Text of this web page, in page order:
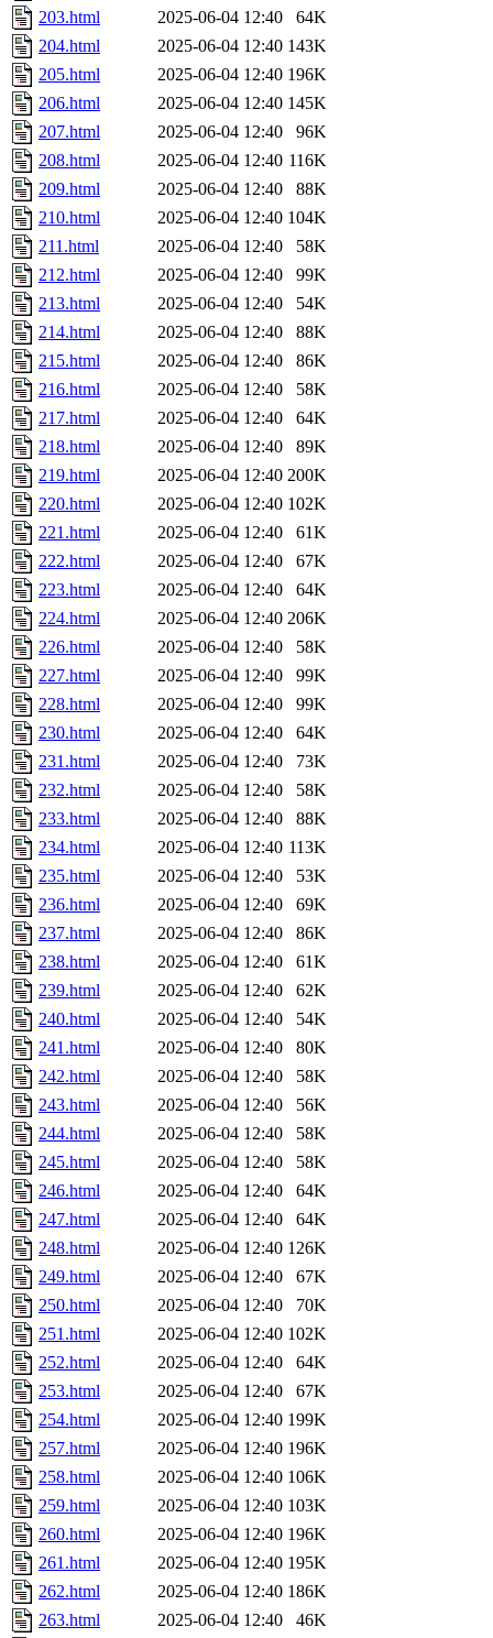
203.html
2025-06-04 12:40
64K
204.html
2025-06-04 12:40 143K
205.html
2025-06-04 12:40 196K
206.html
2025-06-04 12:40 145K
207.html
2025-06-04 12:40
96K
208.html
2025-06-04 12:40 116K
209.html
2025-06-04 12:40
88K
210.html
2025-06-04 12:40 104K
211.html
2025-06-04 12:40
58K
212.html
2025-06-04 12:40
99K
213.html
2025-06-04 12:40
54K
214.html
2025-06-04 12:40
88K
215.html
2025-06-04 12:40
86K
216.html
2025-06-04 12:40
58K
217.html
2025-06-04 12:40
64K
218.html
2025-06-04 12:40
89K
219.html
2025-06-04 12:40 200K
220.html
2025-06-04 12:40 102K
221.html
2025-06-04 12:40
61K
222.html
2025-06-04 12:40
67K
223.html
2025-06-04 12:40
64K
224.html
2025-06-04 12:40 206K
226.html
2025-06-04 12:40
58K
227.html
2025-06-04 12:40
99K
228.html
2025-06-04 12:40
99K
230.html
2025-06-04 12:40
64K
231.html
2025-06-04 12:40
73K
232.html
2025-06-04 12:40
58K
233.html
2025-06-04 12:40
88K
234.html
2025-06-04 12:40 113K
235.html
2025-06-04 12:40
53K
236.html
2025-06-04 12:40
69K
237.html
2025-06-04 12:40
86K
238.html
2025-06-04 12:40
61K
239.html
2025-06-04 12:40
62K
240.html
2025-06-04 12:40
54K
241.html
2025-06-04 12:40
80K
242.html
2025-06-04 12:40
58K
243.html
2025-06-04 12:40
56K
244.html
2025-06-04 12:40
58K
245.html
2025-06-04 12:40
58K
246.html
2025-06-04 12:40
64K
247.html
2025-06-04 12:40
64K
248.html
2025-06-04 12:40 126K
249.html
2025-06-04 12:40
67K
250.html
2025-06-04 12:40
70K
251.html
2025-06-04 12:40 102K
252.html
2025-06-04 12:40
64K
253.html
2025-06-04 12:40
67K
254.html
2025-06-04 12:40 199K
257.html
2025-06-04 12:40 196K
258.html
2025-06-04 12:40 106K
259.html
2025-06-04 12:40 103K
260.html
2025-06-04 12:40 196K
261.html
2025-06-04 12:40 195K
262.html
2025-06-04 12:40 186K
263.html
2025-06-04 12:40
46K